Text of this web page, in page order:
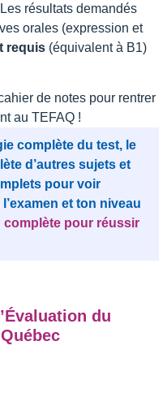
résultats demandés
orales (expression et
requis (équivalent à B1)
de notes pour rentrer
au TEFAQ !
complète du test, le
d’autres sujets et
pour voir
et ton niveau
complète pour réussir
du